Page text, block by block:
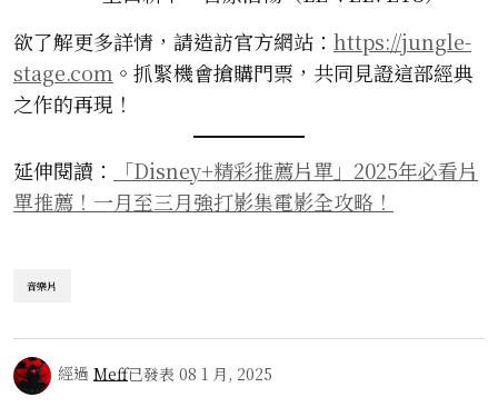
欲了解更多詳情，請造訪官方網站： https://jungle-
stage.com 。抓緊機會搶購門票，共同見證這部經典
之作的再現！
延伸閱讀：
「Disney+精彩推薦片單」2025年必看片
單推薦！一月至三月強打影集電影全攻略！
音樂片
經過 Meff已發表 08 1 月, 2025